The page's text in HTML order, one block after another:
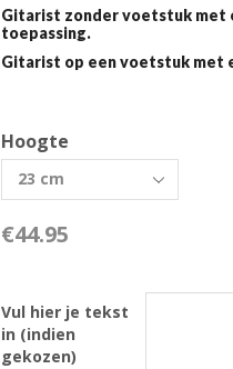
Gitarist zonder voetstuk met
toepassing.
Gitarist op een voetstuk met
Hoogte
€44.95
Vul hier je tekst
in (indien
gekozen)